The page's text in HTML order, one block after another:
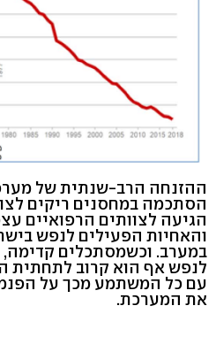
ההזנחה הרב-שנתית של
הסתכמה במחסנים ריקים
הגיעה לצוותים הרפואיים
והאחיות הפעילים לנפש
במערב. וכשמסתכלים קדימה,
לנפש אף הוא קרוב לתחתית
עם כל המשתמע מכך על
את המערכת.